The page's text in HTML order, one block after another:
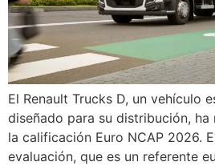
El Renault Trucks D, un vehículo
diseñado para su distribución,
la calificación Euro NCAP 2026.
evaluación, que es un referente